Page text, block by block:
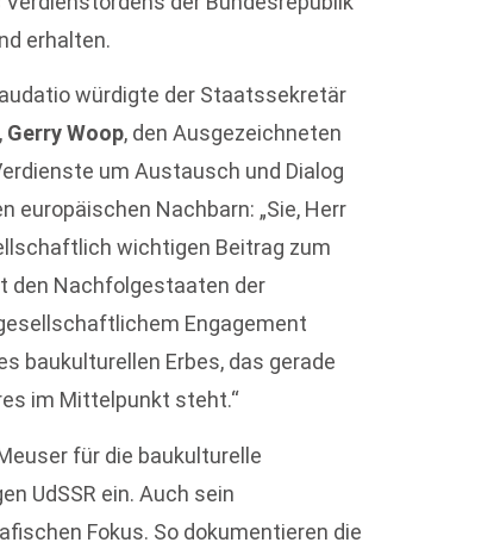
erhalten.
würdigte der Staatssekretär
Gerry Woop, den Ausgezeichneten
um Austausch und Dialog
europäischen Nachbarn: „Sie, Herr
wichtigen Beitrag zum
den Nachfolgestaaten der
Engagement
baukulturellen Erbes, das gerade
im Mittelpunkt steht.“
für die baukulturelle
UdSSR ein. Auch sein
Fokus. So dokumentieren die